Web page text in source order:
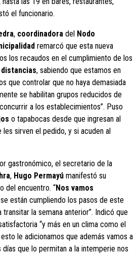
el funcionario.
, coordinadora del Nodo
remarcó que esta nueva
los recaudos en el cumplimiento de los
, sabiendo que estamos en
que controlar que no haya demasiada
se habilitan grupos reducidos de
a los establecimientos”. Puso
o tapabocas desde que ingresan al
sirven el pedido, y si acuden al
gastronómico, el secretario de la
, Hugo Permayú manifestó su
del encuentro. “Nos vamos
están cumpliendo los pasos de este
la semana anterior”. Indicó que
“y más en un clima como el
le adicionamos que además vamos a
que lo permitan a la intemperie nos